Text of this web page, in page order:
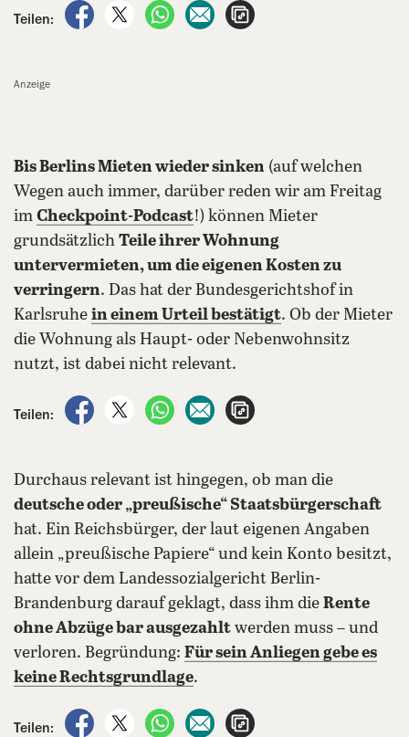
Teilen:
auf Facebook teilen
auf X teilenper WhatsApp teilen
per E-Mail teilen
Anzeige
Bis Berlins Mieten wieder sinken (auf welchen
Wegen auch immer, darüber reden wir am Freitag
im Checkpoint-Podcast!) können Mieter
grundsätzlich Teile ihrer Wohnung
untervermieten, um die eigenen Kosten zu
verringern. Das hat der Bundesgerichtshof in
Karlsruhe in einem Urteil bestätigt. Ob der Mieter
die Wohnung als Haupt- oder Nebenwohnsitz
nutzt, ist dabei nicht relevant.
Teilen:
auf Facebook teilen
auf X teilenper WhatsApp teilen
per E-Mail teilen
Durchaus relevant ist hingegen, ob man die
deutsche oder „preußische“ Staatsbürgerschaft
hat. Ein Reichsbürger, der laut eigenen Angaben
allein „preußische Papiere“ und kein Konto besitzt,
hatte vor dem Landessozialgericht Berlin-
Brandenburg darauf geklagt, dass ihm die Rente
ohne Abzüge bar ausgezahlt werden muss – und
verloren. Begründung: Für sein Anliegen gebe es
keine Rechtsgrundlage.
Teilen:
auf Facebook teilen
auf X teilenper WhatsApp teilen
per E-Mail teilen